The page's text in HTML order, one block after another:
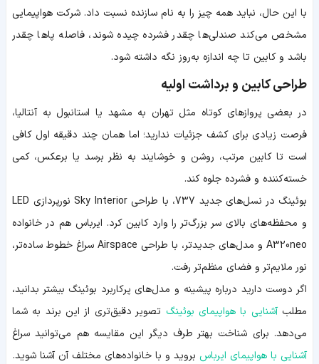
با این حال، نباید همه چیز را به نام سازنده نسبت داد. شرکت هواپیمایی
مشخص می‌کند صندلی‌ها چقدر فشرده چیده شوند، فاصله پاها چقدر
باشد و کابین تا چه اندازه به‌روز نگه داشته شود.
طراحی کابین و برداشت اولیه
در بعضی پروازهای کوتاه مثل تهران به مشهد یا استانبول به آنتالیا،
فرصت زیادی برای کشف جزئیات ندارید؛ اما همان چند دقیقه اول کافی
است تا کابین مرتب، روشن و خوشایند به نظر برسد یا برعکس، کمی
خسته‌کننده و فشرده جلوه کند.
بوئینگ در نسل‌های جدید 737، با طراحی Sky Interior نورپردازی LED
و محفظه‌های بالای سر بزرگ‌تر را وارد کابین کرد. ایرباس هم در خانواده
A320neo و مدل‌های جدیدتر، با طراحی Airspace سراغ خطوط ساده‌تر،
نور ملایم‌تر و فضای منظم‌تر رفت.
اگر دوست دارید درباره پیشینه و مدل‌های پرکاربرد بوئینگ بیشتر بدانید،
مطلبآشنایی با هواپیمای بوئینگ تصویر دقیق‌تری از این برند به شما
می‌دهد. برای شناخت بهتر طرف دیگر این مقایسه هم می‌توانید سراغ
آشنایی با هواپیمای ایرباس بروید و با خانواده‌های مختلف آن آشنا شوید.